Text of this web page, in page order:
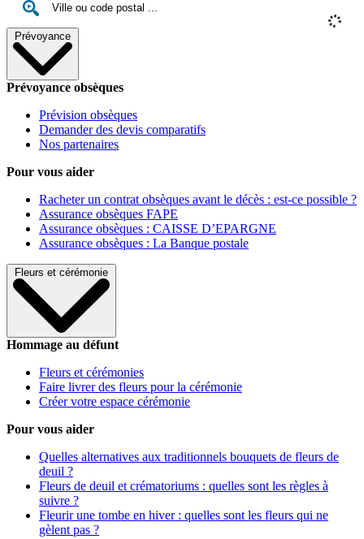
Prévoyance
Prévoyance obsèques
Prévision obsèques
Demander des devis comparatifs
Nos partenaires
Pour vous aider
Racheter un contrat obsèques avant le décès : est-ce possible ?
Assurance obsèques FAPE
Assurance obsèques : CAISSE D’EPARGNE
Assurance obsèques : La Banque postale
Fleurs et cérémonie
Hommage au défunt
Fleurs et cérémonies
Faire livrer des fleurs pour la cérémonie
Créer votre espace cérémonie
Pour vous aider
Quelles alternatives aux traditionnels bouquets de fleurs de
deuil ?
Fleurs de deuil et crématoriums : quelles sont les règles à
suivre ?
Fleurir une tombe en hiver : quelles sont les fleurs qui ne
gèlent pas ?